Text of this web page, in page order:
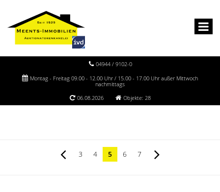
04944 / 9102-0
Montag - Freitag 09.00 - 12.00 Uhr / 15.00 - 17.00 Uhr außer Mittwoch
nachmittags
06.08.2026
Objekte: 28
3 4 5 6 7